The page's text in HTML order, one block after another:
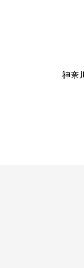
神奈